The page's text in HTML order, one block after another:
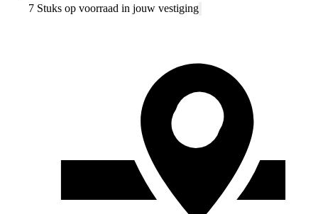
7 Stuks op voorraad in jouw vestiging